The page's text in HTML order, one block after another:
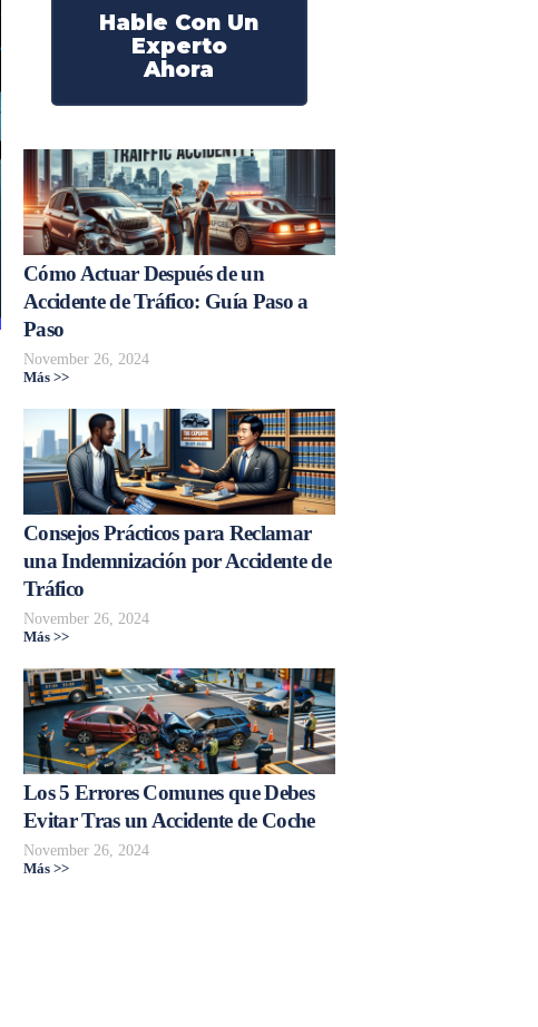
Hable Con Un
Experto
Ahora
Cómo Actuar Después de un
Accidente de Tráfico: Guía Paso a
Paso
November 26, 2024
Más >>
Consejos Prácticos para Reclamar
una Indemnización por Accidente de
Tráfico
November 26, 2024
Más >>
Los 5 Errores Comunes que Debes
Evitar Tras un Accidente de Coche
November 26, 2024
Más >>